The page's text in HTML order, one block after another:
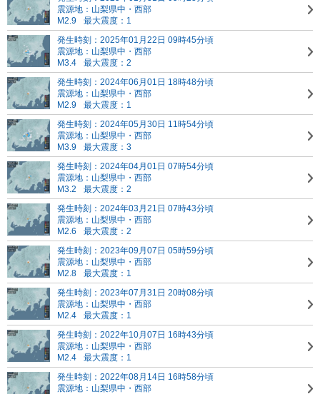
震源地：山梨県中・西部
M2.9
最大震度：1
発生時刻：2025年01月22日 09時45分頃
震源地：山梨県中・西部
M3.4
最大震度：2
発生時刻：2024年06月01日 18時48分頃
震源地：山梨県中・西部
M2.9
最大震度：1
発生時刻：2024年05月30日 11時54分頃
震源地：山梨県中・西部
M3.9
最大震度：3
発生時刻：2024年04月01日 07時54分頃
震源地：山梨県中・西部
M3.2
最大震度：2
発生時刻：2024年03月21日 07時43分頃
震源地：山梨県中・西部
M2.6
最大震度：2
発生時刻：2023年09月07日 05時59分頃
震源地：山梨県中・西部
M2.8
最大震度：1
発生時刻：2023年07月31日 20時08分頃
震源地：山梨県中・西部
M2.4
最大震度：1
発生時刻：2022年10月07日 16時43分頃
震源地：山梨県中・西部
M2.4
最大震度：1
発生時刻：2022年08月14日 16時58分頃
震源地：山梨県中・西部